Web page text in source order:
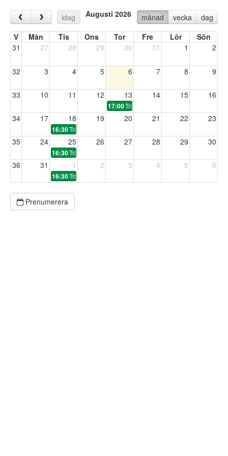
‹ › idag Augusti 2026 månad vecka dag
17:00Träning
16:30Träning
16:30Träning
16:30Träning
V Mån Tis Ons Tor Fre Lör
Sön
31
27 28 29 30 31 1 2
32 3 4 5 6 7 8 9
33 10 11 12 13 14 15 16
34 17 18 19 20 21 22 23
35 24 25 26 27 28 29 30
36 31 1 2 3 4 5 6
Prenumerera